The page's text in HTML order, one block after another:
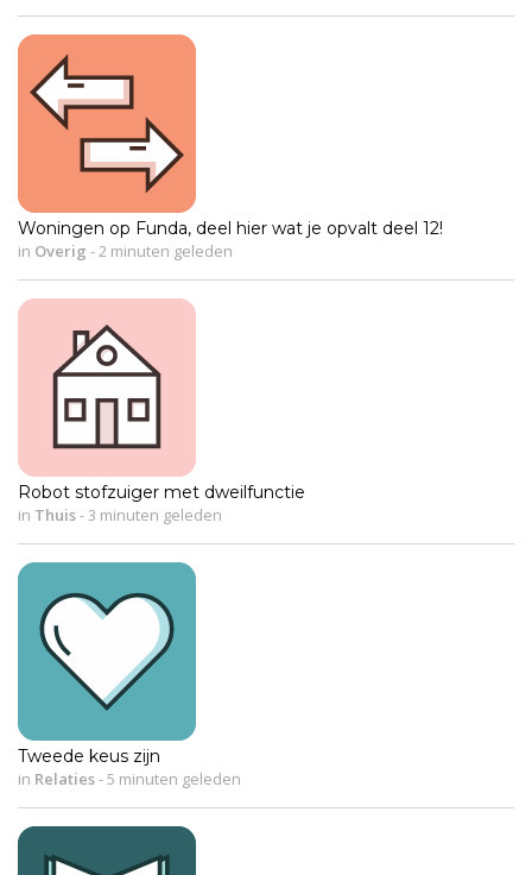
Woningen op Funda, deel hier wat je opvalt deel 12!
in Overig -2 minuten geleden
Robot stofzuiger met dweilfunctie
in Thuis-3 minuten geleden
Tweede keus zijn
in Relaties-5 minuten geleden